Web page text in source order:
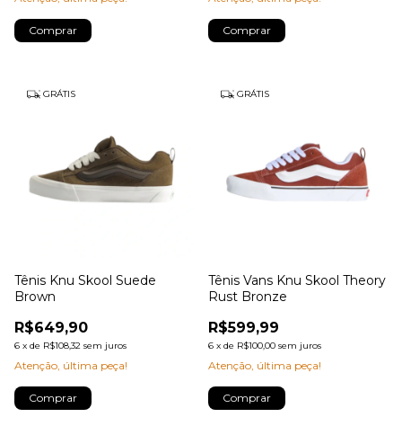
Comprar Comprar
GRÁTIS
Tênis Knu Skool Suede
Brown
R$649,90
6 x de R$108,32 sem juros
Atenção, última peça!
Comprar
GRÁTIS
Tênis Vans Knu Skool Theory
Rust Bronze
R$599,99
6 x de R$100,00 sem juros
Atenção, última peça!
Comprar